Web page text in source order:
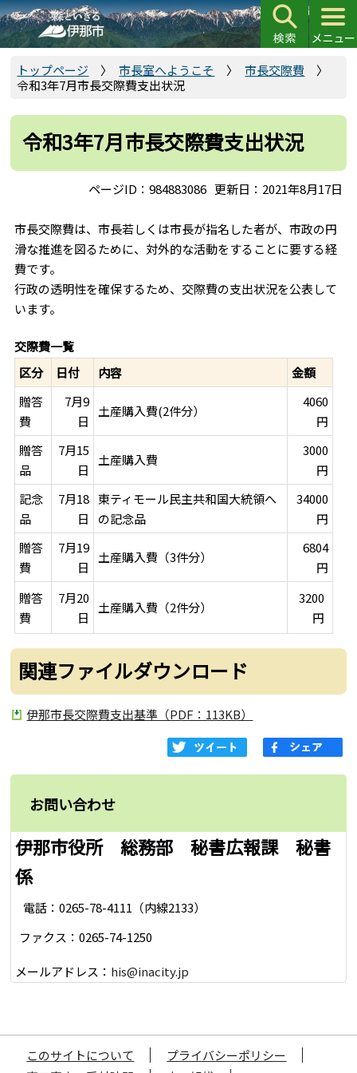
こ
の
ペ
で
トップページ 市長室へようこそ
市長交際費
令和3年7月市長交際費支出状況
令和3年7月市長交際費支出状況
ページID：984883086 更新日：2021年8月17日
市長交際費は、市長若しくは市長が指名した者が、市政の円
滑な推進を図るために、対外的な活動をすることに要する経
費です。
行政の透明性を確保するため、交際費の支出状況を公表して
います。
交際費一覧
区分
日付 内容
金額
贈答
費
7月9
日
土産購入費(2件分）
4060
円
贈答
品
7月15
日
土産購入費
3000
円
記念
品
7月18
日
東ティモール民主共和国大統領へ
の記念品
34000
円
贈答
費
7月19
日
土産購入費（3件分）
6804
円
贈答
費
7月20
日
土産購入費（2件分）
3200
円
関連ファイルダウンロード
伊那市長交際費支出基準（PDF：113KB）
お問い合わせ
伊那市役所 総務部 秘書広報課 秘書
係
電話：0265-78-4111（内線2133）
ファクス：0265-74-1250
メールアドレス： his@inacity.jp
このサイトについて
プライバシーポリシー